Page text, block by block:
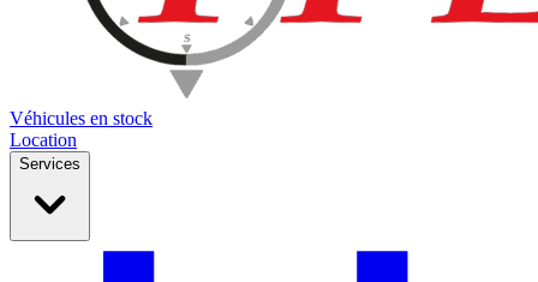
Véhicules en stock
Location
Services